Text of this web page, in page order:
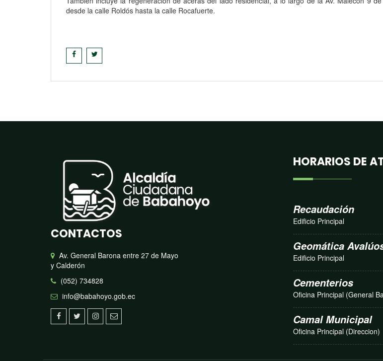
desde la calle Roldós hasta la calle Rocafuerte.
CONTACTOS
Av. General Barona entre 27 de Mayo
y Calderón
(052) 734828
info@babahoyo.gob.ec
HORARIOS DE
Recaudación
Edificio Principal
Geomática
Edificio Principal
Cementerios
Oficina Principal (General
Camal Municipal
Oficina Principal (Direccion)